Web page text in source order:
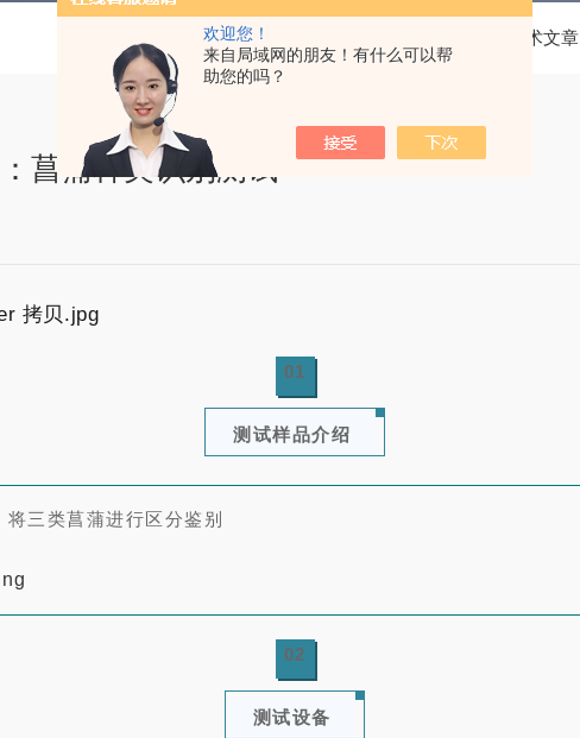
欢迎您！
来自局域网的朋友！有什么可以帮
助您的吗？
技术文章
菖蒲种类识别测试
01
测试样品介绍
将三类菖蒲进行区分鉴别
02
测试设备